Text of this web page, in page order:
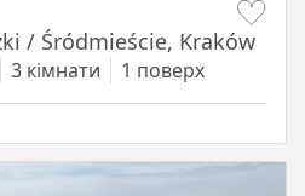
/ Śródmieście, Kraków
3 кімнати 1 поверх